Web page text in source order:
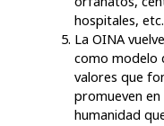
hospitales, etc.
La OINA
como modelo
valores que
promueven en
humanidad